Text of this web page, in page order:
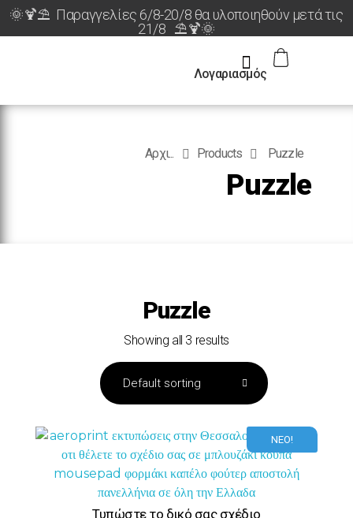
🌞🍹⛱️ Παραγγελίες 6/8-20/8 θα υλοποιηθούν μετά τις
21/8 ⛱️🍹🌞
Λογαριασμός
Αρχι... Products Puzzle
Puzzle
Puzzle
Showing all 3 results
ΝΕΟ!
Τυπώστε το δικό σας σχέδιο